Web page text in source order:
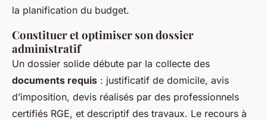
la planification du budget.
Constituer et optimiser son dossier
administratif
Un dossier solide débute par la collecte des
documents requis : justificatif de domicile, avis
d’imposition, devis réalisés par des professionnels
certifiés RGE, et descriptif des travaux. Le recours à